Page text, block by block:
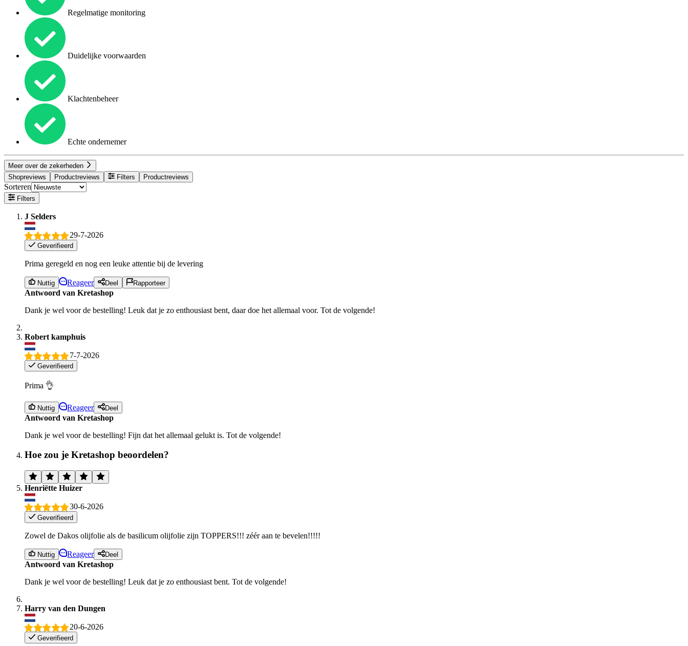
Regelmatige monitoring
Duidelijke voorwaarden
Klachtenbeheer
Echte ondernemer
Meer over de zekerheden
Shopreviews
Productreviews Filters Productreviews
Sorteren
Filters
J Selders
29-7-2026
Geverifieerd
Prima geregeld en nog een leuke attentie bij de levering
Nuttig Reageer Deel Rapporteer
Antwoord van Kretashop
Dank je wel voor de bestelling! Leuk dat je zo enthousiast bent, daar doe het allemaal voor. Tot de volgende!
Robert kamphuis
7-7-2026
Geverifieerd
Prima 👌
Nuttig Reageer Deel
Antwoord van Kretashop
Dank je wel voor de bestelling! Fijn dat het allemaal gelukt is. Tot de volgende!
Hoe zou je Kretashop beoordelen?
Henriëtte Huizer
30-6-2026
Geverifieerd
Zowel de Dakos olijfolie als de basilicum olijfolie zijn TOPPERS!!! zéér aan te bevelen!!!!!
Nuttig Reageer Deel
Antwoord van Kretashop
Dank je wel voor de bestelling! Leuk dat je zo enthousiast bent. Tot de volgende!
Harry van den Dungen
20-6-2026
Geverifieerd